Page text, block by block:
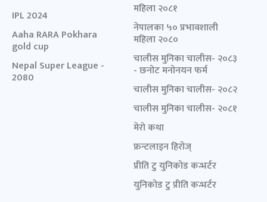
IPL 2024
Aaha RARA Pokhara
gold cup
Nepal Super League -
2080
महिला २०८१
नेपालका ५० प्रभावशाली
महिला २०८०
चालीस मुनिका चालीस- २०८३
- छनोट मनोनयन फर्म
चालीस मुनिका चालीस- २०८२
चालीस मुनिका चालीस- २०८१
मेरो कथा
फ्रन्टलाइन हिरोज्
प्रीति टु युनिकोड कन्भर्टर
युनिकोड टु प्रीति कन्भर्टर